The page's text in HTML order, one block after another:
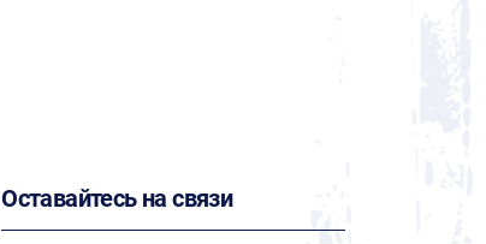
Оставайтесь на связи